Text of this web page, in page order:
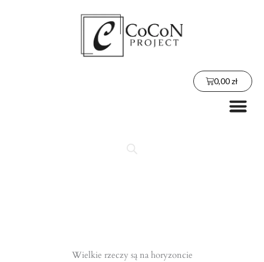
0,00zł
Wózek
Wielkie rzeczy są na horyzoncie